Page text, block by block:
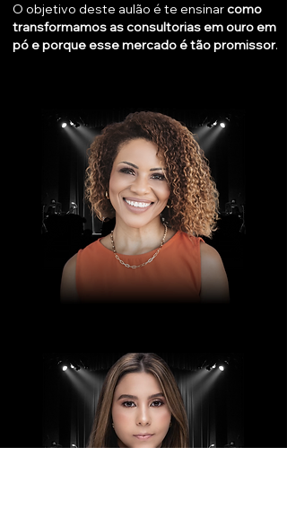
O objetivo deste aulão é te ensinarcomo
transformamos as consultorias em ouro em
pó e porque esse mercado é tão promissor.